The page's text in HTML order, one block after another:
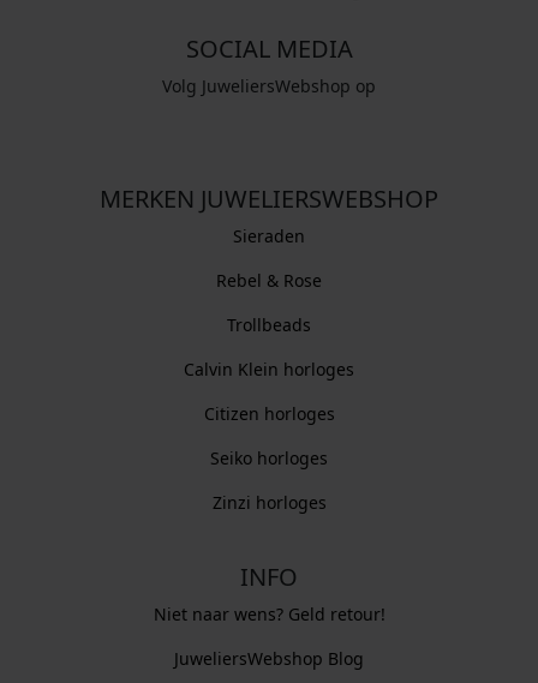
SOCIAL MEDIA
Volg JuweliersWebshop op
MERKEN JUWELIERSWEBSHOP
Sieraden
Rebel & Rose
Trollbeads
Calvin Klein horloges
Citizen horloges
Seiko horloges
Zinzi horloges
INFO
Niet naar wens? Geld retour!
JuweliersWebshop Blog